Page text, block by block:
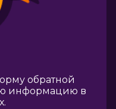
обратной
информацию в